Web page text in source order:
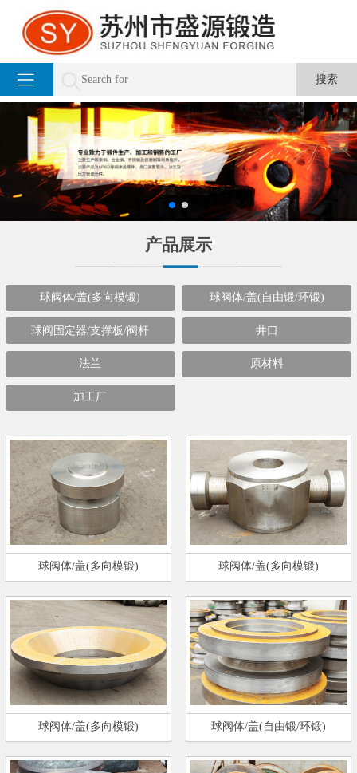
产品展示
球阀体/盖(多向模锻) 球阀体/盖(自由锻/环锻)
球阀固定器/支撑板/阀杆 井口
法兰 原材料
加工厂
球阀体/盖(多向模锻) 球阀体/盖(多向模锻)
球阀体/盖(多向模锻) 球阀体/盖(自由锻/环锻)